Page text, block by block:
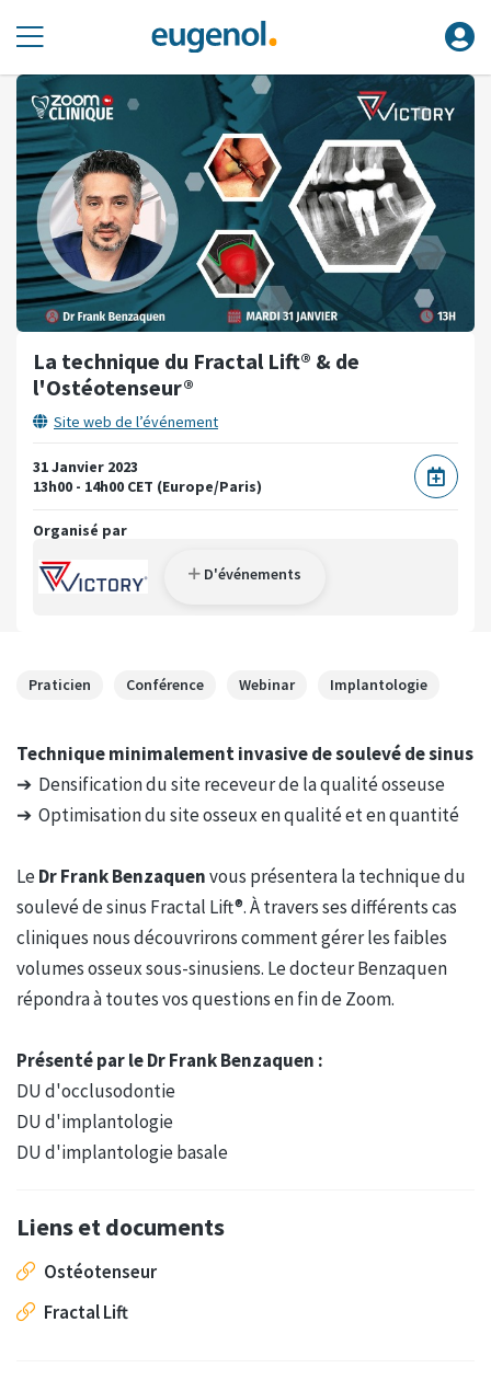
La technique du Fractal Lift® & de
l'Ostéotenseur®
Site web de l’événement
31 Janvier 2023
13h00 - 14h00 CET (Europe/Paris)
Organisé par
D'événements
Praticien Conférence Webinar Implantologie
Technique minimalement invasive de soulevé de sinus
➔ Densification du site receveur de la qualité osseuse
➔ Optimisation du site osseux en qualité et en quantité
LeDr Frank Benzaquenvous présentera la technique du
soulevé de sinus Fractal Lift®. À travers ses différents cas
cliniques nous découvrirons comment gérer les faibles
volumes osseux sous-sinusiens. Le docteur Benzaquen
répondra à toutes vos questions en fin de Zoom.
Présenté par le Dr Frank Benzaquen :
DU d'occlusodontie
DU d'implantologie
DU d'implantologie basale
Liens et documents
Ostéotenseur
Fractal Lift